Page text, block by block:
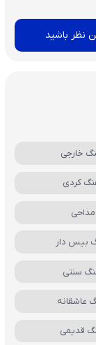
نظر باشید
خارجی
کردی
مداحی
بیس دار
سنتی
عاشقانه
قدیمی